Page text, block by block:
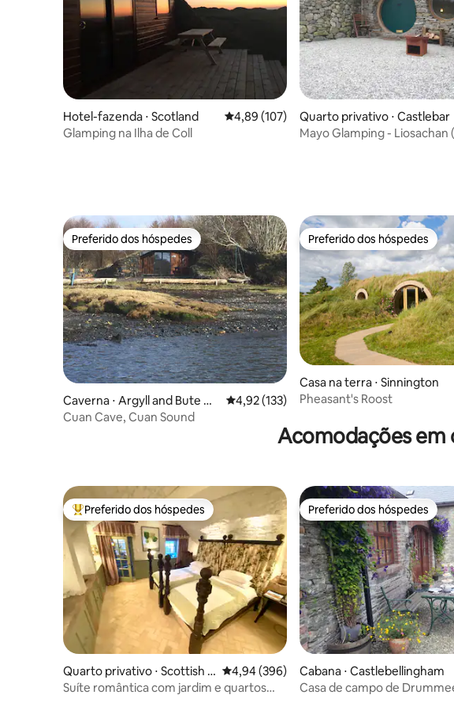
Hotel-fazenda ⋅ Scotland 4,89 de uma avaliação média de 5, 107
4,89 (107)
Glamping na Ilha de Coll
Quarto privativo ⋅ Castlebar
Mayo Glamping - Liosachan
Preferido dos hóspedes
Preferido dos hóspedes
Caverna ⋅ Argyll and Bute Co
uncil
4,92 de uma avaliação média de 5, 133
4,92 (133)
Cuan Cave, Cuan Sound
Preferido dos hóspedes
Preferido dos hóspedes
Casa na terra ⋅ Sinnington
Pheasant's Roost
Acomodações em
Entre os melhores preferidos dos hóspedes
Preferido dos hóspedes
Quarto privativo ⋅ Scottish B
orders
4,94 de uma avaliação média de 5, 396
4,94 (396)
Suíte romântica com jardim e quartos
Preferido dos hóspedes
Preferido dos hóspedes
Cabana ⋅ Castlebellingham
Casa de campo de